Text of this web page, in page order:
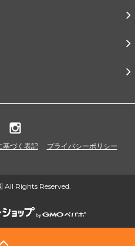
基づく表記 プライバシーポリシー
Rights Reserved.